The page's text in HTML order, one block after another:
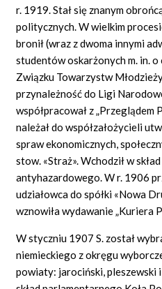
r. 1919. Stał się znanym
politycznych. W wielkim
bronił (wraz z dwoma innymi
studentów oskarżonych m. in.
Związku Towarzystw
przynależność do Ligi
współpracował z „Przeglądem
należał do współzałożycieli
spraw ekonomicznych,
stow. «Straż». Wchodził w
antyhazardowego. W r. 1906
udziałowca do spółki «Nowa
wznowiła wydawanie „Kuriera
W styczniu 1907 S. został
niemieckiego z okręgu
powiaty: jarociński, pleszewski